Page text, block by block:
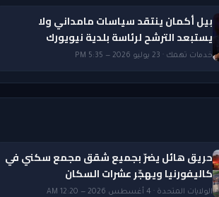
بيل أكمان ينتقد سياسات مامداني ولا
يستبعد الترشح لرئاسة بلدية نيويورك
خدمات تهمك · 23 يوليو 2026 — 5:35 PM
حريق هائل يضرّ بجميع شقق مجمع سكني في
كاليفورنيا ويهجّر عشرات السكان
الولايات المتحدة · 4 أغسطس 2026 — 12:20 AM